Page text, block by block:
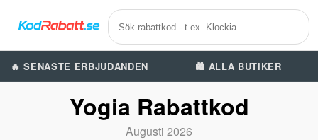
🔥 SENASTE ERBJUDANDEN 🛍️ ALLA BUTIKER
Yogia Rabattkod
Augusti 2026